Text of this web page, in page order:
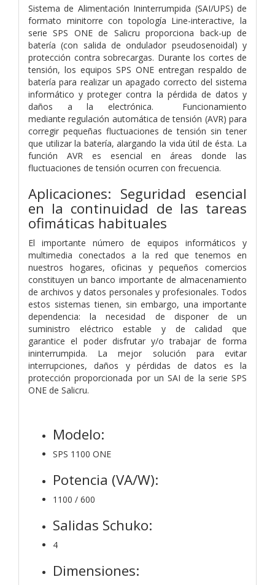
Sistema de Alimentación Ininterrumpida (SAI/UPS) de
formato minitorre con topología Line-interactive, la
serie SPS ONE de Salicruproporciona back-up de
batería (con salida de ondulador pseudosenoidal) y
protección contra sobrecargas. Durante los cortes de
tensión, los equipos SPS ONE entregan respaldo de
batería para realizar un apagado correcto del sistema
informático y proteger contra la pérdida de datos y
daños a la electrónica.
Funcionamiento
medianteregulación automática de tensión (AVR) para
corregir pequeñas fluctuaciones de tensión sin tener
que utilizar la batería, alargando la vida útil de ésta. La
función AVR es esencial en áreas donde las
fluctuaciones de tensión ocurren con frecuencia.
Aplicaciones: Seguridad esencial
en la continuidad de las tareas
ofimáticas habituales
El importante número de equipos informáticos y
multimedia conectados a la red que tenemos en
nuestros hogares, oficinas y pequeños comercios
constituyen un banco importante de almacenamiento
dearchivos y datos personales y profesionales. Todos
estos sistemastienen, sin embargo, una importante
dependencia: la necesidad de disponer de un
suministro eléctrico estable y de calidad que
garanticeel poder disfrutar y/o trabajar de forma
ininterrumpida. La mejor solución para evitar
interrupciones, daños y pérdidas de datos es la
protección proporcionada por un SAI de la serie SPS
ONE de Salicru.
Modelo:
SPS 1100 ONE
Potencia (VA/W):
1100 / 600
Salidas Schuko:
4
Dimensiones: